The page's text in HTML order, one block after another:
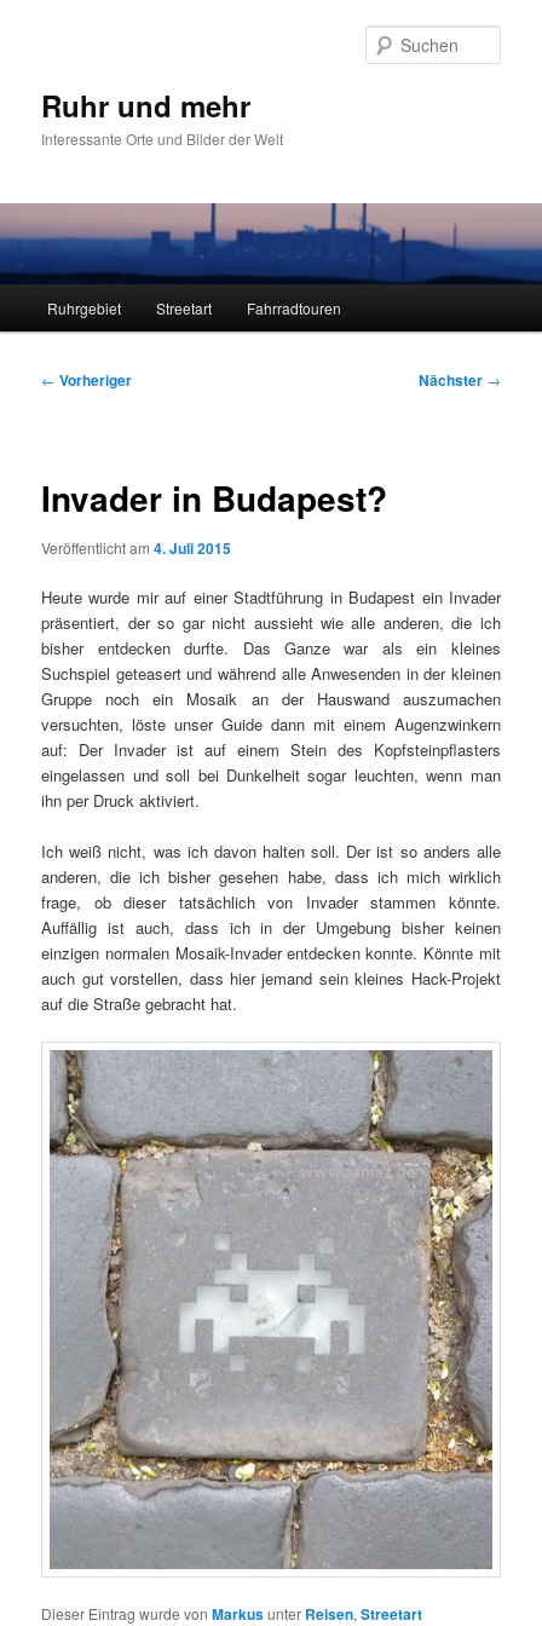
Ruhr und mehr
Interessante Orte und Bilder der Welt
Ruhrgebiet Streetart Fahrradtouren
Beitragsnavigation
← Vorheriger Nächster →
Invader in Budapest?
Veröffentlicht am4. Juli 2015
Heute wurde mir auf einer Stadtführung in Budapest ein Invader
präsentiert, der so gar nicht aussieht wie alle anderen, die ich
bisher entdecken durfte. Das Ganze war als ein kleines
Suchspiel geteasert und während alle Anwesenden in der kleinen
Gruppe noch ein Mosaik an der Hauswand auszumachen
versuchten, löste unser Guide dann mit einem Augenzwinkern
auf: Der Invader ist auf einem Stein des Kopfsteinpflasters
eingelassen und soll bei Dunkelheit sogar leuchten, wenn man
ihn per Druck aktiviert.
Ich weiß nicht, was ich davon halten soll. Der ist so anders alle
anderen, die ich bisher gesehen habe, dass ich mich wirklich
frage, ob dieser tatsächlich von Invader stammen könnte.
Auffällig ist auch, dass ich in der Umgebung bisher keinen
einzigen normalen Mosaik-Invader entdecken konnte. Könnte mit
auch gut vorstellen, dass hier jemand sein kleines Hack-Projekt
auf die Straße gebracht hat.
Dieser Eintrag wurde vonMarkusunter Reisen,Streetart